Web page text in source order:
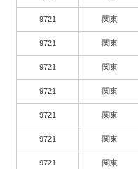
9721 関東
9721 関東
9721 関東
9721 関東
9721 関東
9721 関東
9721 関東